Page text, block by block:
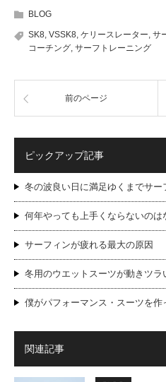
BLOG
SK8, VSSK8, ケリースレーター, サ
コーチング, サーフトレーニング
前のページ
ピックアップ記事
冬の波良い日に満足ゆくまでサー
何年やっても上手くならないの
サーフィンが疲れる最大の原因
冬用のウエットスーツが動きツラ
僕がパフォーマンス・スーツを作
関連記事